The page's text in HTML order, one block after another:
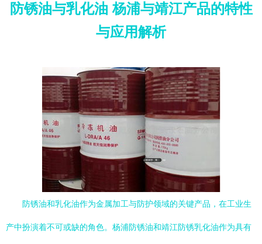
防锈油与乳化油 杨浦与靖江产品的特性
与应用解析
防锈油和乳化油作为金属加工与防护领域的关键产品，在工业生
产中扮演着不可或缺的角色。杨浦防锈油和靖江防锈乳化油作为具有